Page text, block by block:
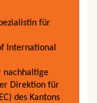
für
International
nachhaltige
Direktion für
des Kantons